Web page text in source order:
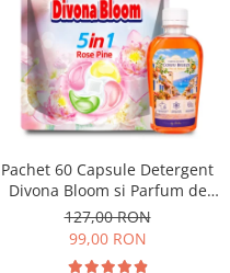
Pachet 60 Capsule Detergent
Divona Bloom si Parfum de
Rufe Corfu Breeze by Delia
200 ml
127,00 RON
99,00 RON